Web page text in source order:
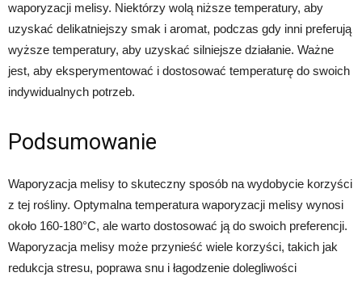
waporyzacji melisy. Niektórzy wolą niższe temperatury, aby
uzyskać delikatniejszy smak i aromat, podczas gdy inni preferują
wyższe temperatury, aby uzyskać silniejsze działanie. Ważne
jest, aby eksperymentować i dostosować temperaturę do swoich
indywidualnych potrzeb.
Podsumowanie
Waporyzacja melisy to skuteczny sposób na wydobycie korzyści
z tej rośliny. Optymalna temperatura waporyzacji melisy wynosi
około 160-180°C, ale warto dostosować ją do swoich preferencji.
Waporyzacja melisy może przynieść wiele korzyści, takich jak
redukcja stresu, poprawa snu i łagodzenie dolegliwości